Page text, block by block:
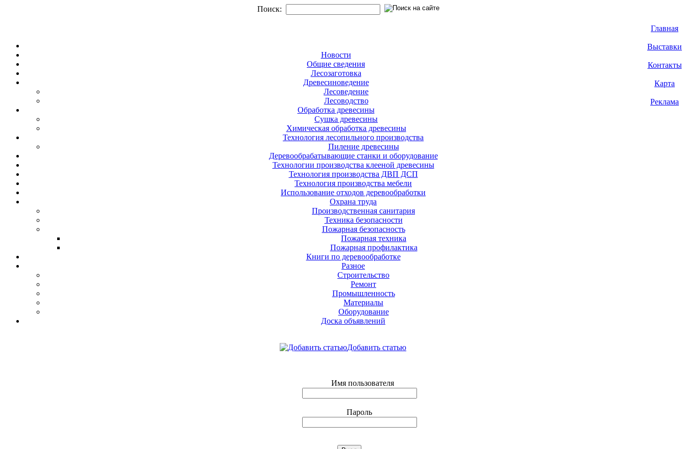
Поиск:
Главная
Выставки
Контакты
Карта
Реклама
Новости
Общие сведения
Лесозаготовка
Древесиноведение
Лесоведение
Лесоводство
Обработка древесины
Сушка древесины
Химическая обработка древесины
Технология лесопильного производства
Пиление древесины
Деревообрабатывающие станки и оборудование
Технологии производства клееной древесины
Технология производства ДВП ДСП
Технология производства мебели
Использование отходов деревообработки
Охрана труда
Производственная санитария
Техника безопасности
Пожарная безопасность
Пожарная техника
Пожарная профилактика
Книги по деревообработке
Разное
Строительство
Ремонт
Промышленность
Материалы
Оборудование
Доска объявлений
Добавить статью
Имя пользователя
Пароль